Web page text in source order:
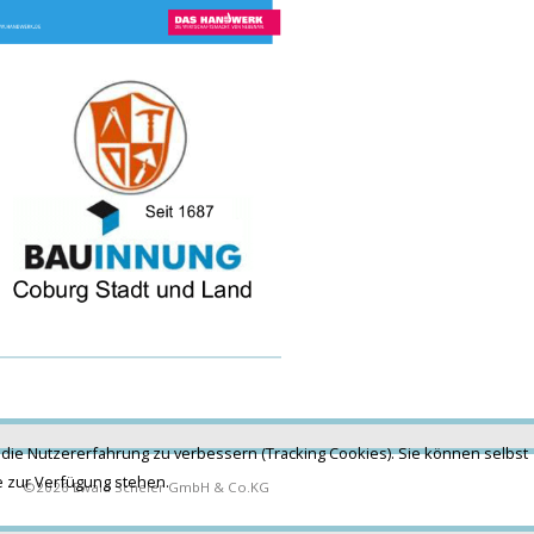
©2026 Ewald Scheler GmbH & Co.KG
Nutzererfahrung zu verbessern (Tracking Cookies). Sie können selbst
zur Verfügung stehen.